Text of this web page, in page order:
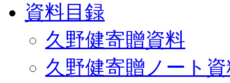
資料目録
久野健寄贈資料
久野健寄贈ノート